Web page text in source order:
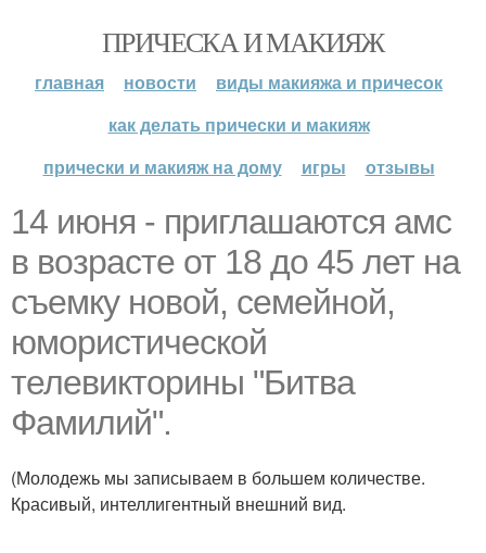
ПРИЧЕСКА И МАКИЯЖ
главная новости
виды макияжа и причесок
как делать прически и макияж
прически и макияж на дому
игры отзывы
14 июня - приглашаются амс
в возрасте от 18 до 45 лет на
съемку новой, семейной,
юмористической
телевикторины "Битва
Фамилий".
(Молодежь мы записываем в большем количестве.
Красивый, интеллигентный внешний вид.